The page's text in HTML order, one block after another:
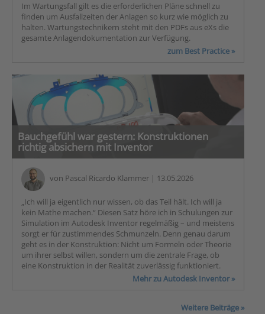
Im Wartungsfall gilt es die erforderlichen Pläne schnell zu
finden um Ausfallzeiten der Anlagen so kurz wie möglich zu
halten. Wartungstechnikern steht mit den PDFs aus eXs die
gesamte Anlagendokumentation zur Verfügung.
zum Best Practice »
Bauchgefühl war gestern: Konstruktionen
richtig absichern mit Inventor
von Pascal Ricardo Klammer | 13.05.2026
„Ich will ja eigentlich nur wissen, ob das Teil hält. Ich will ja
kein Mathe machen.“ Diesen Satz höre ich in Schulungen zur
Simulation im Autodesk Inventor regelmäßig – und meistens
sorgt er für zustimmendes Schmunzeln. Denn genau darum
geht es in der Konstruktion: Nicht um Formeln oder Theorie
um ihrer selbst willen, sondern um die zentrale Frage, ob
eine Konstruktion in der Realität zuverlässig funktioniert.
Mehr zu Autodesk Inventor »
Weitere Beiträge »